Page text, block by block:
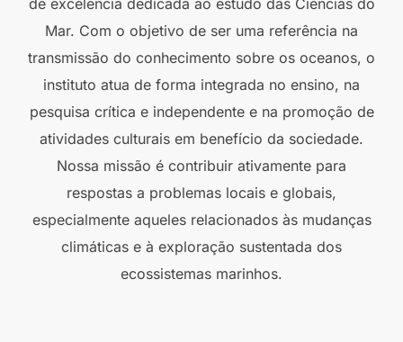
Mar. Com o objetivo de ser uma referência na
transmissão do conhecimento sobre os oceanos, o
instituto atua de forma integrada no ensino, na
pesquisa crítica e independente e na promoção de
atividades culturais em benefício da sociedade.
Nossa missão é contribuir ativamente para
respostas a problemas locais e globais,
especialmente aqueles relacionados às mudanças
climáticas e à exploração sustentada dos
ecossistemas marinhos.